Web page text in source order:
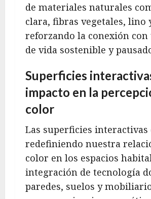
de materiales naturales
clara, fibras vegetales, lino
reforzando la conexión
de vida sostenible y
Superficies
impacto en la
color
Las superficies interactivas
redefiniendo nuestra
color en los espacios
integración de tecnología
paredes, suelos y